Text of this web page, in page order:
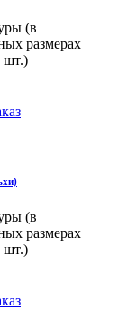
(в
размерах
шт.)
(в
размерах
шт.)